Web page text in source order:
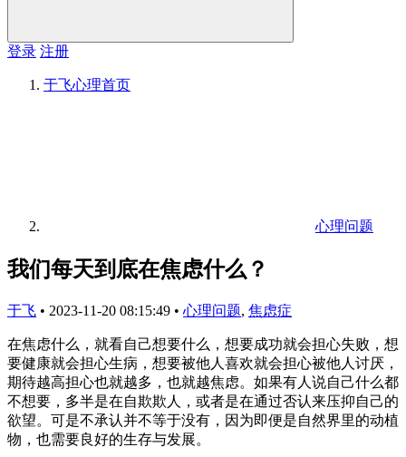
登录 注册
于飞心理首页
心理问题
我们每天到底在焦虑什么？
于飞 • 2023-11-20 08:15:49 • 心理问题, 焦虑症
在焦虑什么，就看自己想要什么，想要成功就会担心失败，想
要健康就会担心生病，想要被他人喜欢就会担心被他人讨厌，
期待越高担心也就越多，也就越焦虑。如果有人说自己什么都
不想要，多半是在自欺欺人，或者是在通过否认来压抑自己的
欲望。可是不承认并不等于没有，因为即便是自然界里的动植
物，也需要良好的生存与发展。